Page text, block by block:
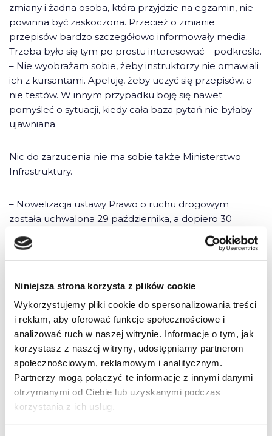
Niniejsza strona korzysta z plików cookie
Wykorzystujemy pliki cookie do spersonalizowania treści
i reklam, aby oferować funkcje społecznościowe i
analizować ruch w naszej witrynie. Informacje o tym, jak
korzystasz z naszej witryny, udostępniamy partnerom
społecznościowym, reklamowym i analitycznym.
Partnerzy mogą połączyć te informacje z innymi danymi
otrzymanymi od Ciebie lub uzyskanymi podczas
korzystania z ich usług.
zmiany i żadna osoba, która przyjdzie na egzamin, nie
powinna być zaskoczona. Przecież o zmianie
przepisów bardzo szczegółowo informowały media.
Trzeba było się tym po prostu interesować – podkreśla.
– Nie wyobrażam sobie, żeby instruktorzy nie omawiali
ich z kursantami. Apeluję, żeby uczyć się przepisów, a
nie testów. W innym przypadku boję się nawet
pomyśleć o sytuacji, kiedy cała baza pytań nie byłaby
ujawniana.
Nic do zarzucenia nie ma sobie także Ministerstwo
Infrastruktury.
– Nowelizacja ustawy Prawo o ruchu drogowym
została uchwalona 29 października, a dopiero 30
listopada została wpisana do dziennika ustaw –
tłumaczy Tomasz Piętka z departamentu transportu
drogowego Ministerstwa Infrastruktury. – Mieliśmy więc
zmodyfikowanie starych pytań. Wszystkie musiały m.in.
być zweryfikowane przez zewnętrznego eksperta.
Poza tym pytań nie powinno się uczyć na pamięć.
Chodzi o studiowanie, zrozumienie i stosowanie
istniejących przepisów.
Jakub Ziębka
źródło: Gazeta Wyborcza Szczecin